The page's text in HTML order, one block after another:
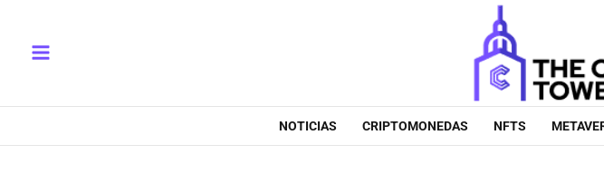
contenido
Menu
NOTICIAS CRIPTOMONEDAS NFTS